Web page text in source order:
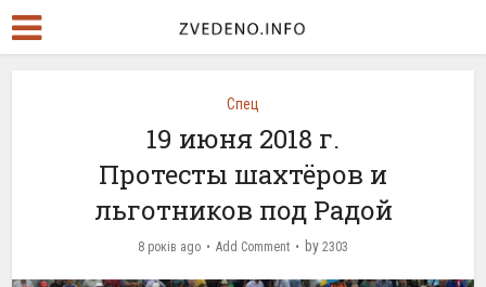
Спец
19 июня 2018 г.
Протесты шахтёров и
льготников под Радой
8 років ago Add Comment by 2303